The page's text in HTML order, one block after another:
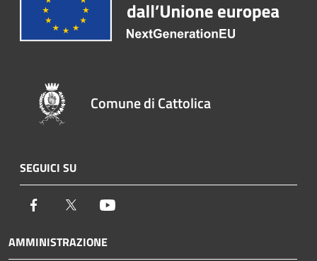
Comune di Cattolica
SEGUICI SU
Facebook Twitter
AMMINISTRAZIONE